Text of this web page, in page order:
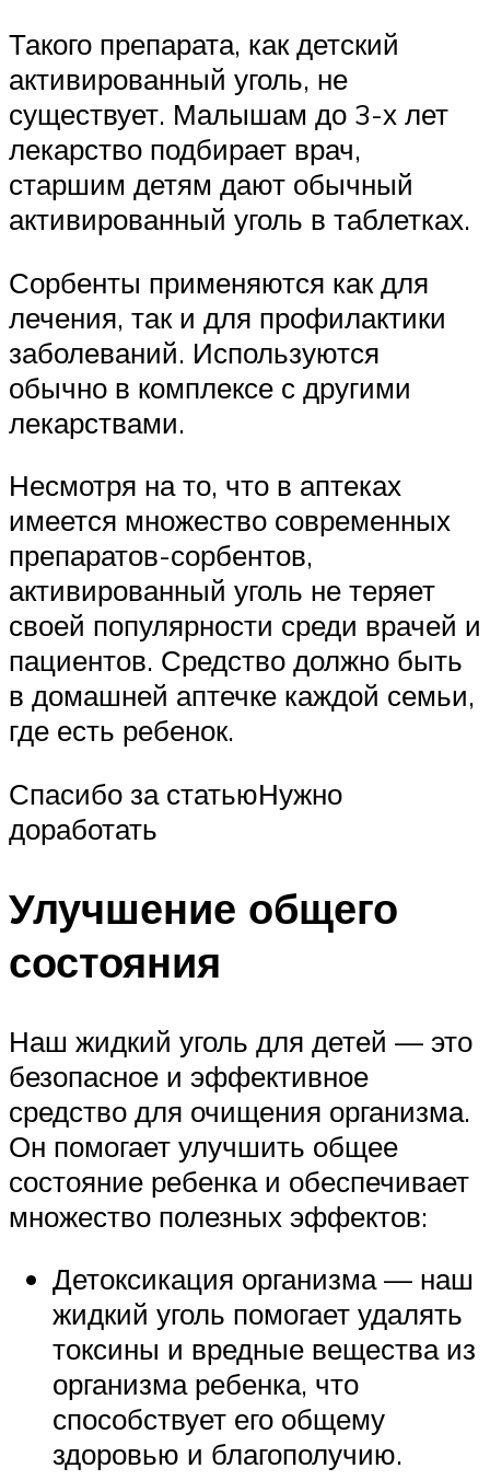
Такого препарата, как детский
активированный уголь, не
существует. Малышам до 3-х лет
лекарство подбирает врач,
старшим детям дают обычный
активированный уголь в таблетках.
Сорбенты применяются как для
лечения, так и для профилактики
заболеваний. Используются
обычно в комплексе с другими
лекарствами.
Несмотря на то, что в аптеках
имеется множество современных
препаратов-сорбентов,
активированный уголь не теряет
своей популярности среди врачей и
пациентов. Средство должно быть
в домашней аптечке каждой семьи,
где есть ребенок.
Спасибо за статьюНужно
доработать
Улучшение общего
состояния
Наш жидкий уголь для детей — это
безопасное и эффективное
средство для очищения организма.
Он помогает улучшить общее
состояние ребенка и обеспечивает
множество полезных эффектов:
Детоксикация организма — наш
жидкий уголь помогает удалять
токсины и вредные вещества из
организма ребенка, что
способствует его общему
здоровью и благополучию.